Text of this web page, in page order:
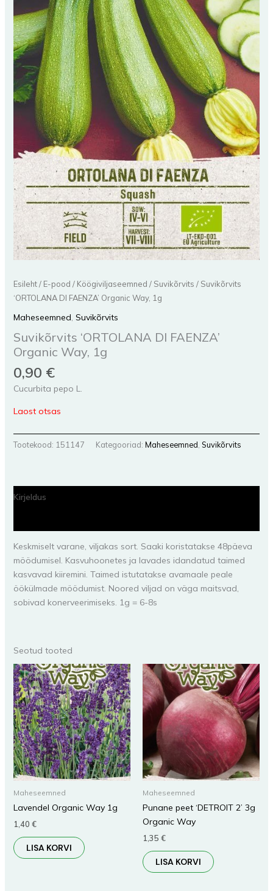
Esileht/ E-pood / Köögiviljaseemned / Suvikõrvits / Suvikõrvits
‘ORTOLANA DI FAENZA’ Organic Way, 1g
Maheseemned Suvikõrvits
Suvikõrvits ‘ORTOLANA DI FAENZA’
Organic Way, 1g
0,90 €
Cucurbita pepo L.
Laost otsas
Tootekood: 151147 Kategooriad: Maheseemned Suvikõrvits
Kirjeldus
Keskmiselt varane, viljakas sort. Saaki koristatakse 48päeva
möödumisel. Kasvuhoonetes ja lavades idandatud taimed
kasvavad kiiremini. Taimed istutatakse avamaale peale
öökülmade möödumist. Noored viljad on väga maitsvad,
sobivad konerveerimiseks. 1g = 6-8s
Seotud tooted
Maheseemned
Lavendel Organic Way 1g
1,40 €
LISA KORVI
Maheseemned
Punane peet ‘DETROIT 2’ 3g
Organic Way
1,35 €
LISA KORVI